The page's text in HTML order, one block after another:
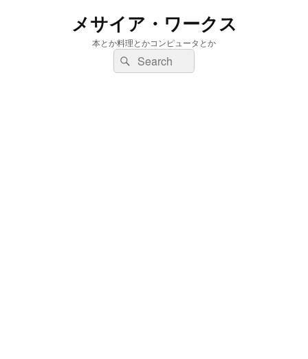
メサイア・ワークス
本とか料理とかコンピュータとか
検
索:
検
索